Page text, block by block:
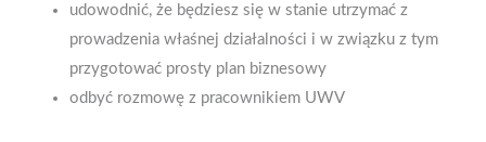
udowodnić, że będziesz się w stanie utrzymać z
prowadzenia właśnej działalności i w związku z tym
przygotować prosty plan biznesowy
odbyć rozmowę z pracownikiem UWV